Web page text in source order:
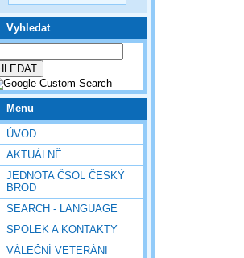
Vyhledat
Menu
ÚVOD
AKTUÁLNĚ
JEDNOTA ČSOL ČESKÝ
BROD
SEARCH - LANGUAGE
SPOLEK A KONTAKTY
VÁLEČNÍ VETERÁNI